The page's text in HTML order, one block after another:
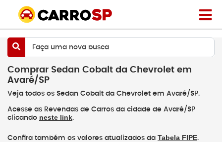
Faça uma nova busca
Comprar Sedan Cobalt da Chevrolet em
Avaré/SP
Veja todos os Sedan Cobalt da Chevrolet em Avaré/SP.
Acesse as Revendas de Carros da cidade de Avaré/SP
clicando neste link.
Confira também os valores atualizados da Tabela FIPE.